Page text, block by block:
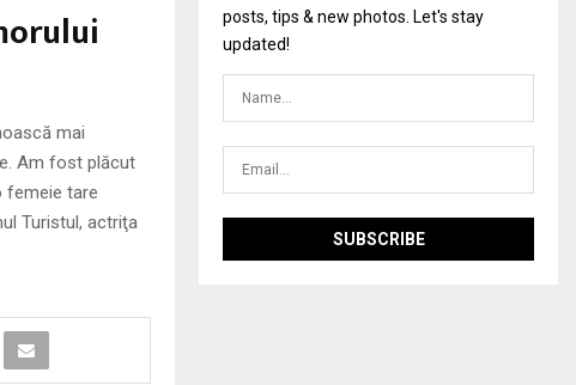
mai
Am fost plăcut
femeie tare
Turistul, actriţa
posts, tips & new photos. Let's stay
updated!